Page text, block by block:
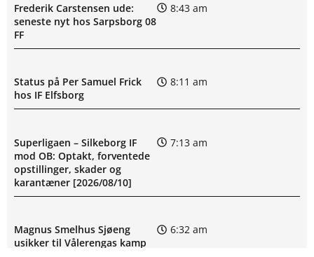
Frederik Carstensen ude:
seneste nyt hos Sarpsborg 08
FF
8:43 am
Status på Per Samuel Frick
hos IF Elfsborg
8:11 am
Superligaen – Silkeborg IF
mod OB: Optakt, forventede
opstillinger, skader og
karantæner [2026/08/10]
7:13 am
Magnus Smelhus Sjøeng
usikker til Vålerengas kamp
6:32 am